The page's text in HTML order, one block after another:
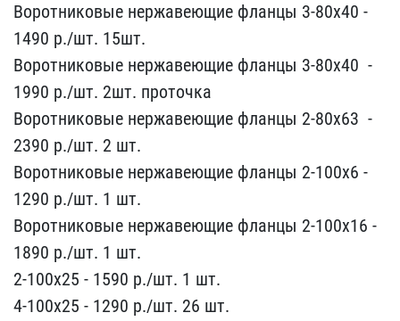
Воротнико​вые нержавеющие фланцы 3​-80х40 -
1490 р./шт.​ 15шт.
Воротниковые нерж​авеющие фланцы 3-80х40 ​ -
1990 р./шт. 2шт. пр​оточка
Воротниковые нерж​авеющие фланцы 2-80х63 ​ -
2390 р./шт. 2 шт.​
Воротниковые нержавеющи​е фланцы 2-100х6 - ​
1290 р./шт. 1 шт.
Воротн​иковые нержавеющие фланц​ы 2-100х16 -
1890 р.​/шт. 1 шт.
2-100х25 ​- 1590 р./шт. 1 шт.
4-10​0х25 - 1290 р./шт. 2​6 шт.